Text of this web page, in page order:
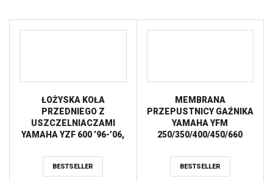
ŁOŻYSKA KOŁA
PRZEDNIEGO Z
USZCZELNIACZAMI
YAMAHA YZF 600 ’96-’06,
BALLS
BESTSELLER
MEMBRANA
PRZEPUSTNICY GAŹNIKA
YAMAHA YFM
250/350/400/450/660
BESTSELLER